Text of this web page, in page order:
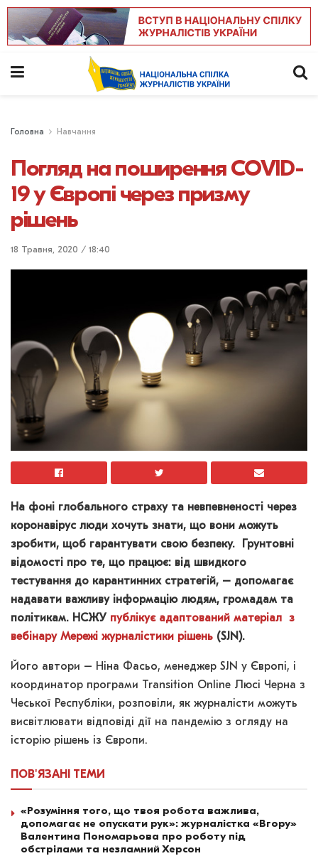
Головна Навчання
Погляд на поширення COVID-
19 у Європі через призму
рішень
18 Травня, 2020 / 18:40
На фоні глобального страху та невпевненості через
коронавірус люди хочуть знати, що вони можуть
зробити, щоб гарантувати свою безпеку. Грунтовні
відомості про те, що працює: від швидкого
тестування до карантинних стратегій, – допомагає
надавати важливу інформацію людям, громадам та
політикам. НСЖУ публікує адаптований матеріал з
вебінару Мережі журналістики рішень (SJN).
Його автори – Ніна Фасьо, менеджер SJN у Європі, і
координатор програми Transition Online Люсі Черна з
Чеської Республіки, розповіли, як журналісти можуть
висвітлювати відповіді дії на пандемію з огляду на
історію рішень із Європи.
ПОВ'ЯЗАНІ ТЕМИ
«Розуміння того, що твоя робота важлива,
допомагає не опускати рук»: журналістка «Вгору»
Валентина Пономарьова про роботу під
обстрілами та незламний Херсон